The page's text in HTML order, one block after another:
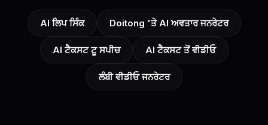
AI ਲਿਪ ਸਿੰਕ Doitong 'ਤੇ AI ਅਵਤਾਰ ਜਨਰੇਟਰ
AI ਟੈਕਸਟ ਟੂ ਸਪੀਚ AI ਟੈਕਸਟ ਤੋਂ ਵੀਡੀਓ
ਲੰਬੀ ਵੀਡੀਓ ਜਨਰੇਟਰ